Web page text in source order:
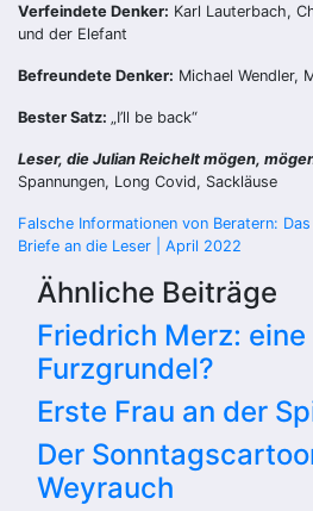
Verfeindete Denker: Karl Lauterbach,
und der Elefant
Befreundete Denker: Michael Wendler,
Bester Satz: „I’ll be back“
Leser, die Julian Reichelt mögen,
Spannungen, Long Covid, Sackläuse
Falsche Informationen von Beratern:
Briefe an die Leser | April 2022
Ähnliche Beiträge
Friedrich Merz:
Furzgrundel?
Erste Frau an der
Der
Weyrauch